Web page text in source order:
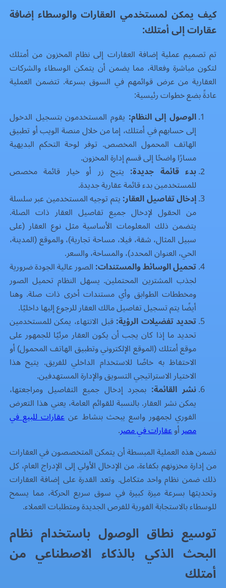
كيف يمكن لمستخدمي العقارات والوسطاء إضافة
عقارات إلى أمتلك:
تم تصميم عملية إضافة العقارات إلى نظام المخزون من أمتلك
لتكون مباشرة وفعالة، مما يضمن أن يتمكن الوسطاء والشركات
العقارية من عرض قوائمهم في السوق بسرعة. تتضمن العملية
عادةً بضع خطوات رئيسية:
الوصول إلى النظام: يقوم المستخدمون بتسجيل الدخول
إلى حسابهم في أمتلك، إما من خلال منصة الويب أو تطبيق
الهاتف المحمول المخصص. توفر لوحة التحكم البديهية
مسارًا واضحًا إلى قسم إدارة المخزون.
بدء قائمة جديدة: يتيح زر أو خيار قائمة مخصص
للمستخدمين بدء قائمة عقارية جديدة.
إدخال تفاصيل العقار:يتم توجيه المستخدمين عبر سلسلة
من الحقول لإدخال جميع تفاصيل العقار ذات الصلة.
يتضمن ذلك المعلومات الأساسية مثل نوع العقار (على
سبيل المثال، شقة، فيلا، مساحة تجارية)، والموقع (المدينة،
الحي، العنوان المحدد)، والمساحة، والسعر.
تحميل الوسائط والمستندات:الصور عالية الجودة ضرورية
لجذب المشترين المحتملين. يسهل النظام تحميل الصور
ومخططات الطوابق وأي مستندات أخرى ذات صلة. وهنا
أيضًا يتم تسجيل تفاصيل مالك العقار للرجوع إليها داخليًا.
تحديد تفضيلات الرؤية:قبل الانتهاء، يمكن للمستخدمين
تحديد ما إذا كان يجب أن يكون العقار مرئيًا للجمهور على
موقع أمتلك (الموقع الإلكتروني وتطبيق الهاتف المحمول) أو
الاحتفاظ به خاصًا للاستخدام الداخلي للفريق. يتيح هذا
الاختيار الاستراتيجي التسويق والإدارة المستهدفين.
نشر القائمة: بمجرد إدخال جميع التفاصيل ومراجعتها،
يمكن نشر العقار. بالنسبة للقوائم العامة، يعني هذا التعرض
الفوري لجمهور واسع يبحث بنشاط عنعقارات للبيع في
مصرأوعقارات في مصر.
تضمن هذه العملية المبسطة أن يتمكن المتخصصون في العقارات
من إدارة مخزونهم بكفاءة، من الإدخال الأولي إلى الإدراج العام، كل
ذلك ضمن نظام واحد متكامل. وتعد القدرة على إضافة العقارات
وتحديثها بسرعة ميزة كبيرة في سوق سريع الحركة، مما يسمح
للوسطاء بالاستجابة الفورية للفرص الجديدة ومتطلبات العملاء.
توسيع نطاق الوصول باستخدام نظام
البحث الذكي بالذكاء الاصطناعي من
أمتلك